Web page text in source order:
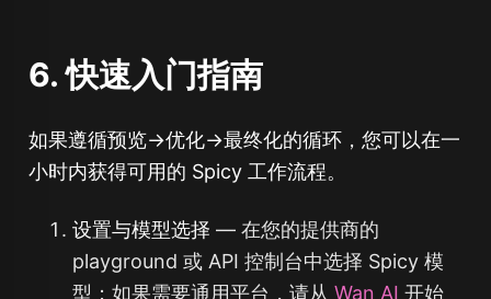
6. 快速入门指南
如果遵循预览→优化→最终化的循环，您可以在一
小时内获得可用的 Spicy 工作流程。
设置与模型选择 — 在您的提供商的
playground 或 API 控制台中选择 Spicy 模
型；如果需要通用平台，请从 Wan AI 开始